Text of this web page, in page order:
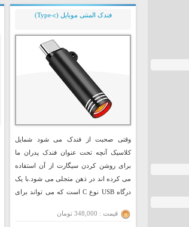
فندک المنتی موبایل (Type-c)
وقتی صحبت از فندک می شود شمایل
کلاسیک آنچه تحت عنوان فندک پدران ما
برای روشن کردن سیگارت از آن استفاده
می کرده اند در ذهن متجلی می شود.با یک
درگاه USB نوع C است که می تواند برای
شارژ گوشی هوشمند یا تبلت شما در همه جا
قیمت : 348,000 تومان